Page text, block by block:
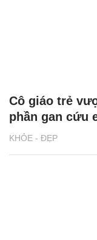
KHỎE - ĐẸP
Cô giáo trẻ
phần gan cứu